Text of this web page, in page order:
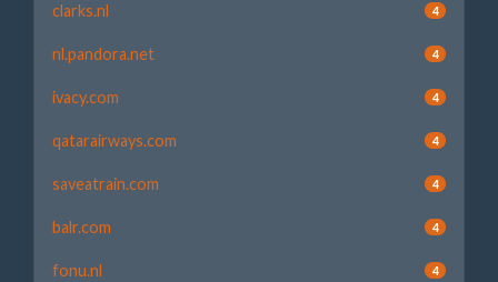
clarks.nl 4
nl.pandora.net 4
ivacy.com 4
qatarairways.com 4
saveatrain.com 4
balr.com 4
fonu.nl 4